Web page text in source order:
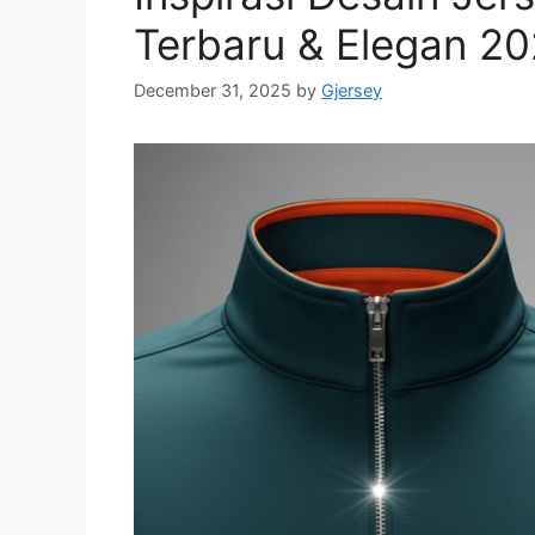
Terbaru & Elegan
December 31, 2025 by Gjersey